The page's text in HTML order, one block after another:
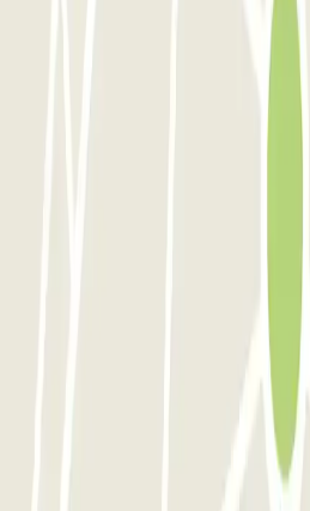
verbracht und wollten unseren
Mithilfe unseres AirTags
müssen, dass das Auto einfach
wurde. Sehr unseriös!!!